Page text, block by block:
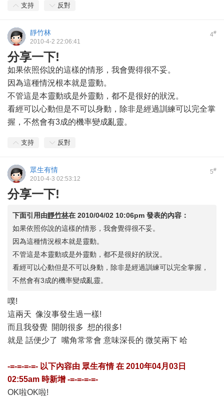
支持 反對
4#
靜竹林
2010-4-2 22:06:41
分享一下!
如果依照你說的這樣的情形，我會覺得很不妥。
因為這種情況根本就是靈動。
不管這是本靈動或是外靈動，都不是很好的狀況。
看經可以心動但是不可以身動，除非是經過訓練可以完全掌
握，不然會有3成的機率變成亂靈。
支持 反對
5#
眾生有情
2010-4-3 02:53:12
分享一下!
下面引用由靜竹林在 2010/04/02 10:06pm 發表的內容：
如果依照你說的這樣的情形，我會覺得很不妥。
因為這種情況根本就是靈動。
不管這是本靈動或是外靈動，都不是很好的狀況。
看經可以心動但是不可以身動，除非是經過訓練可以完全掌握，
不然會有3成的機率變成亂靈。
噗!
這兩天 像沒事發生過一樣!
而且我發覺 開朗很多 想的很多!
就是 話便少了 嘴角常常會 意味深長的 微笑兩下 哈
-=-=-=-=- 以下內容由 眾生有情在 2010年04月03日
02:55am 時新增 -=-=-=-=-
OK啦OK啦!